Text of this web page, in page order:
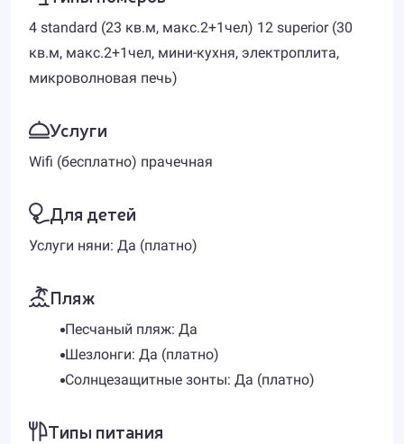
4 standard (23 кв.м, макс.2+1чел) 12 superior (30
кв.м, макс.2+1чел, мини-кухня, электроплита,
микроволновая печь)
Услуги
Wifi (бесплатно) прачечная
Для детей
Услуги няни: Да (платно)
Пляж
Песчаный пляж: Да
Шезлонги: Да (платно)
Солнцезащитные зонты: Да (платно)
Типы питания